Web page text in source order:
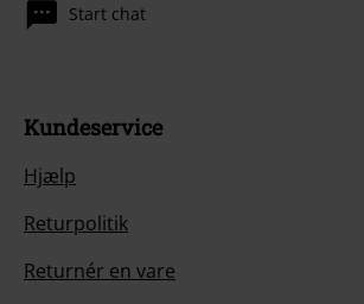
Start chat
Kundeservice
Hjælp
Returpolitik
Returnér en vare